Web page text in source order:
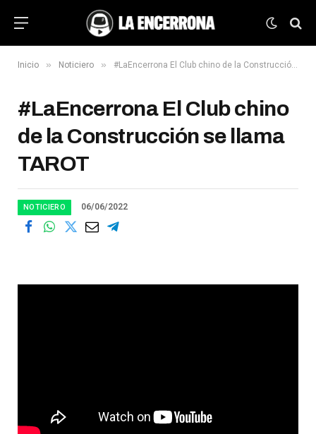
Inicio » Noticiero » #LaEncerrona El Club chino de la Construcción se llama TAROT
#LaEncerrona El Club chino
de la Construcción se llama
TAROT
NOTICIERO 06/06/2022